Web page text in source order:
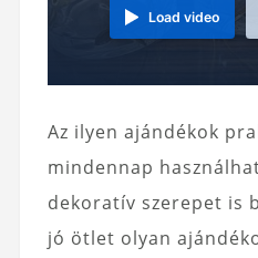
Load video
Az ilyen ajándékok
mindennap
dekoratív szerepet is
jó ötlet olyan